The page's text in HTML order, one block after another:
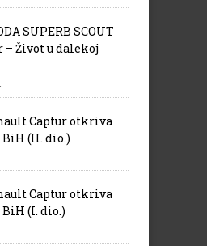
SUPERB SCOUT
Život u dalekoj
Captur otkriva
(II. dio.)
Captur otkriva
(I. dio.)